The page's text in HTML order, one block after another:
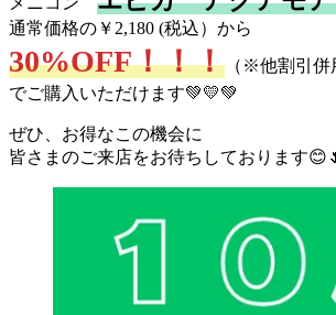
通常価格の￥2,180 (税込）から
30%OFF！！！ （※他割引併
でご購入いただけます💚💛💚
ぜひ、お得なこの機会に
皆さまのご来店をお待ちしております